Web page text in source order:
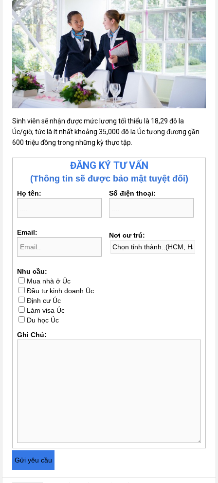
Sinh viên sẽ nhận được mức lương tối thiểu là 18,29 đô la
Úc/giờ, tức là ít nhất khoảng 35,000 đô la Úc tương đương gần
600 triệu đồng trong những kỳ thực tập.
ĐĂNG KÝ TƯ VẤN
(Thông tin sẽ được bảo mật tuyệt đối)
Họ tên: Số điện thoại:
Email: Nơi cư trú:
Nhu cầu:
Mua nhà ở Úc
Đầu tư kinh doanh Úc
Định cư Úc
Làm visa Úc
Du học Úc
Ghi Chú: